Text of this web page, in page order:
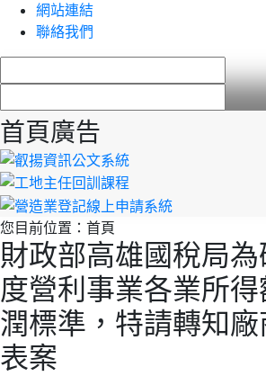
網站連結
聯絡我們
首頁廣告
您目前位置： 首頁
財政部高雄國稅局
度營利事業各業所得
潤標準，特請轉知
表案